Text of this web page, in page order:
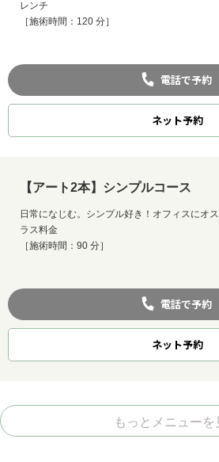
レンチ
［施術時間：120 分］
電話で予約
ネット予約
【アート2本】シンプルコース
日常になじむ。シンプル好き！オフィスにオ
ラス料金
［施術時間：90 分］
電話で予約
ネット予約
もっとメニューを